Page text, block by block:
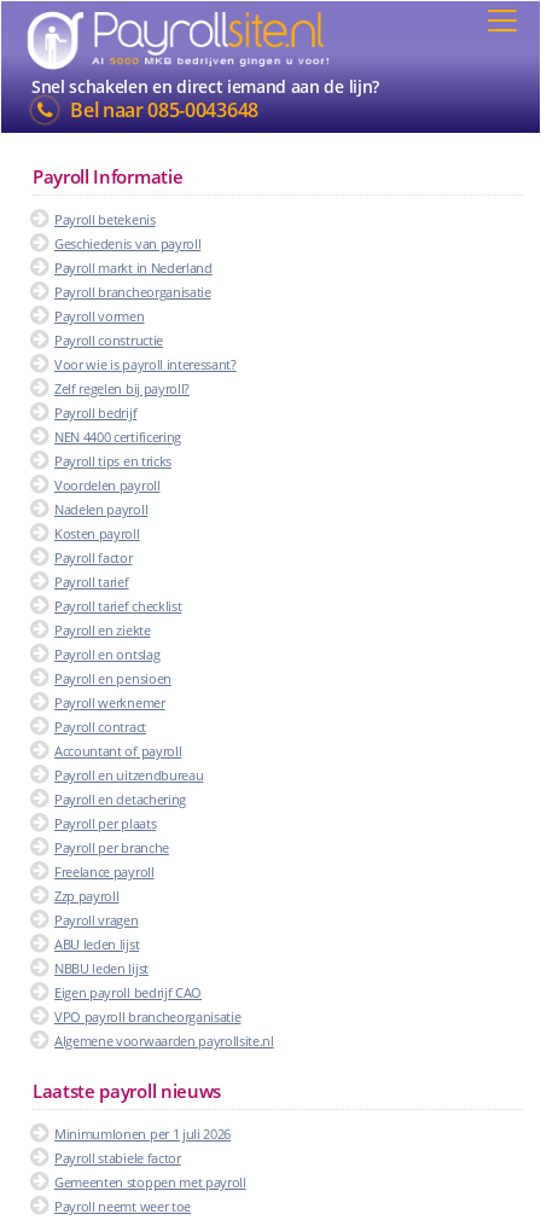
Snel schakelen en direct iemand aan de lijn?
Bel naar085-0043648
Payroll Informatie
Payroll betekenis
Geschiedenis van payroll
Payroll markt in Nederland
Payroll brancheorganisatie
Payroll vormen
Payroll constructie
Voor wie is payroll interessant?
Zelf regelen bij payroll?
Payroll bedrijf
NEN 4400 certificering
Payroll tips en tricks
Voordelen payroll
Nadelen payroll
Kosten payroll
Payroll factor
Payroll tarief
Payroll tarief checklist
Payroll en ziekte
Payroll en ontslag
Payroll en pensioen
Payroll werknemer
Payroll contract
Accountant of payroll
Payroll en uitzendbureau
Payroll en detachering
Payroll per plaats
Payroll per branche
Freelance payroll
Zzp payroll
Payroll vragen
ABU leden lijst
NBBU leden lijst
Eigen payroll bedrijf CAO
VPO payroll brancheorganisatie
Algemene voorwaarden payrollsite.nl
Laatste payroll nieuws
Minimumlonen per 1 juli 2026
Payroll stabiele factor
Gemeenten stoppen met payroll
Payroll neemt weer toe